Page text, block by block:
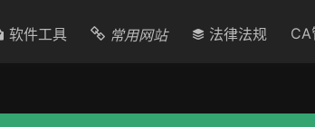
软件工具 常用网站 法律法规 CA